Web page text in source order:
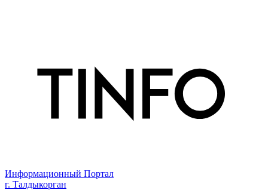
Информационный Портал
г. Талдыкорган